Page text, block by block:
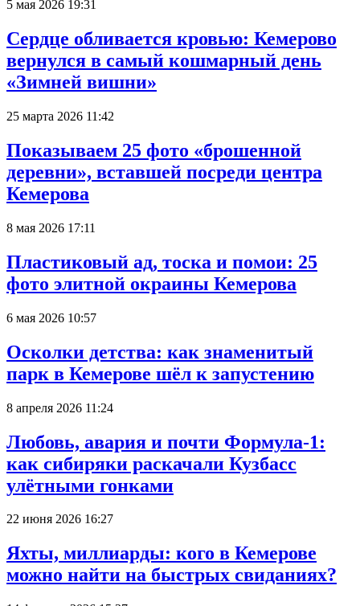
5 мая 2026 19:31
Сердце обливается кровью: Кемерово
вернулся в самый кошмарный день
«Зимней вишни»
25 марта 2026 11:42
Показываем 25 фото «брошенной
деревни», вставшей посреди центра
Кемерова
8 мая 2026 17:11
Пластиковый ад, тоска и помои: 25
фото элитной окраины Кемерова
6 мая 2026 10:57
Осколки детства: как знаменитый
парк в Кемерове шёл к запустению
8 апреля 2026 11:24
Любовь, авария и почти Формула-1:
как сибиряки раскачали Кузбасс
улётными гонками
22 июня 2026 16:27
Яхты, миллиарды: кого в Кемерове
можно найти на быстрых свиданиях?